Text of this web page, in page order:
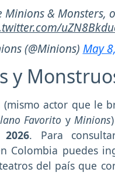
Minions & Monsters,
(@Minions) May
y
actor que le
Favorito yMinions
. Para
Colombia puedes
del país que